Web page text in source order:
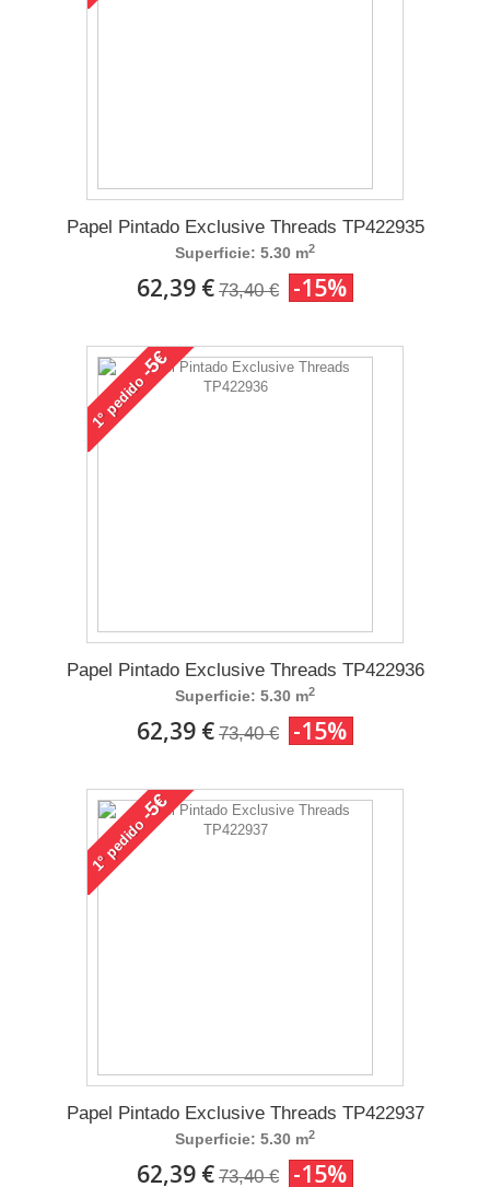
Papel Pintado Exclusive Threads TP422935
Superficie: 5.30 m2
62,39 € 73,40 € -15%
1°
pedido
-5€
Papel Pintado Exclusive Threads TP422936
Superficie: 5.30 m2
62,39 € 73,40 € -15%
1°
pedido
-5€
Papel Pintado Exclusive Threads TP422937
Superficie: 5.30 m2
62,39 € 73,40 € -15%